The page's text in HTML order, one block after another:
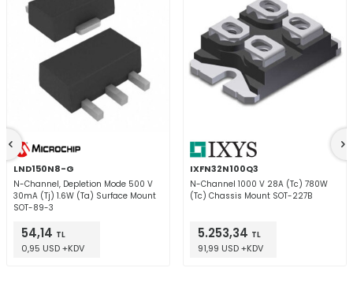
LND150N8-G
N-Channel, Depletion Mode 500 V
30mA (Tj) 1.6W (Ta) Surface Mount
SOT-89-3
54,14 TL
0,95 USD +KDV
IXFN32N100Q3
N-Channel 1000 V 28A (Tc) 780W
(Tc) Chassis Mount SOT-227B
5.253,34 TL
91,99 USD +KDV